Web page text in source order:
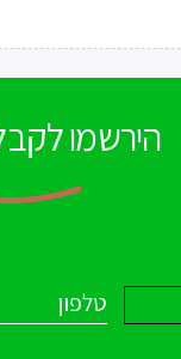
הירשמו